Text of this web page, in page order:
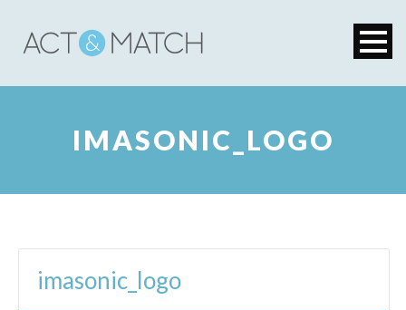
IMASONIC_LOGO
imasonic_logo